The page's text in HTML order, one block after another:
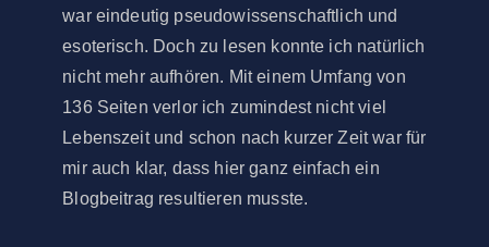
war eindeutig pseudowissenschaftlich und
esoterisch. Doch zu lesen konnte ich natürlich
nicht mehr aufhören. Mit einem Umfang von
136 Seiten verlor ich zumindest nicht viel
Lebenszeit und schon nach kurzer Zeit war für
mir auch klar, dass hier ganz einfach ein
Blogbeitrag resultieren musste.